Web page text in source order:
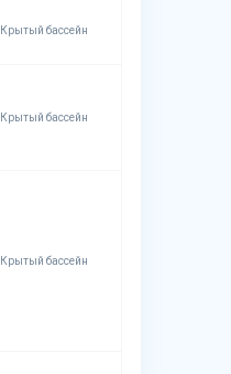
Крытый бассейн
Крытый бассейн
Крытый бассейн